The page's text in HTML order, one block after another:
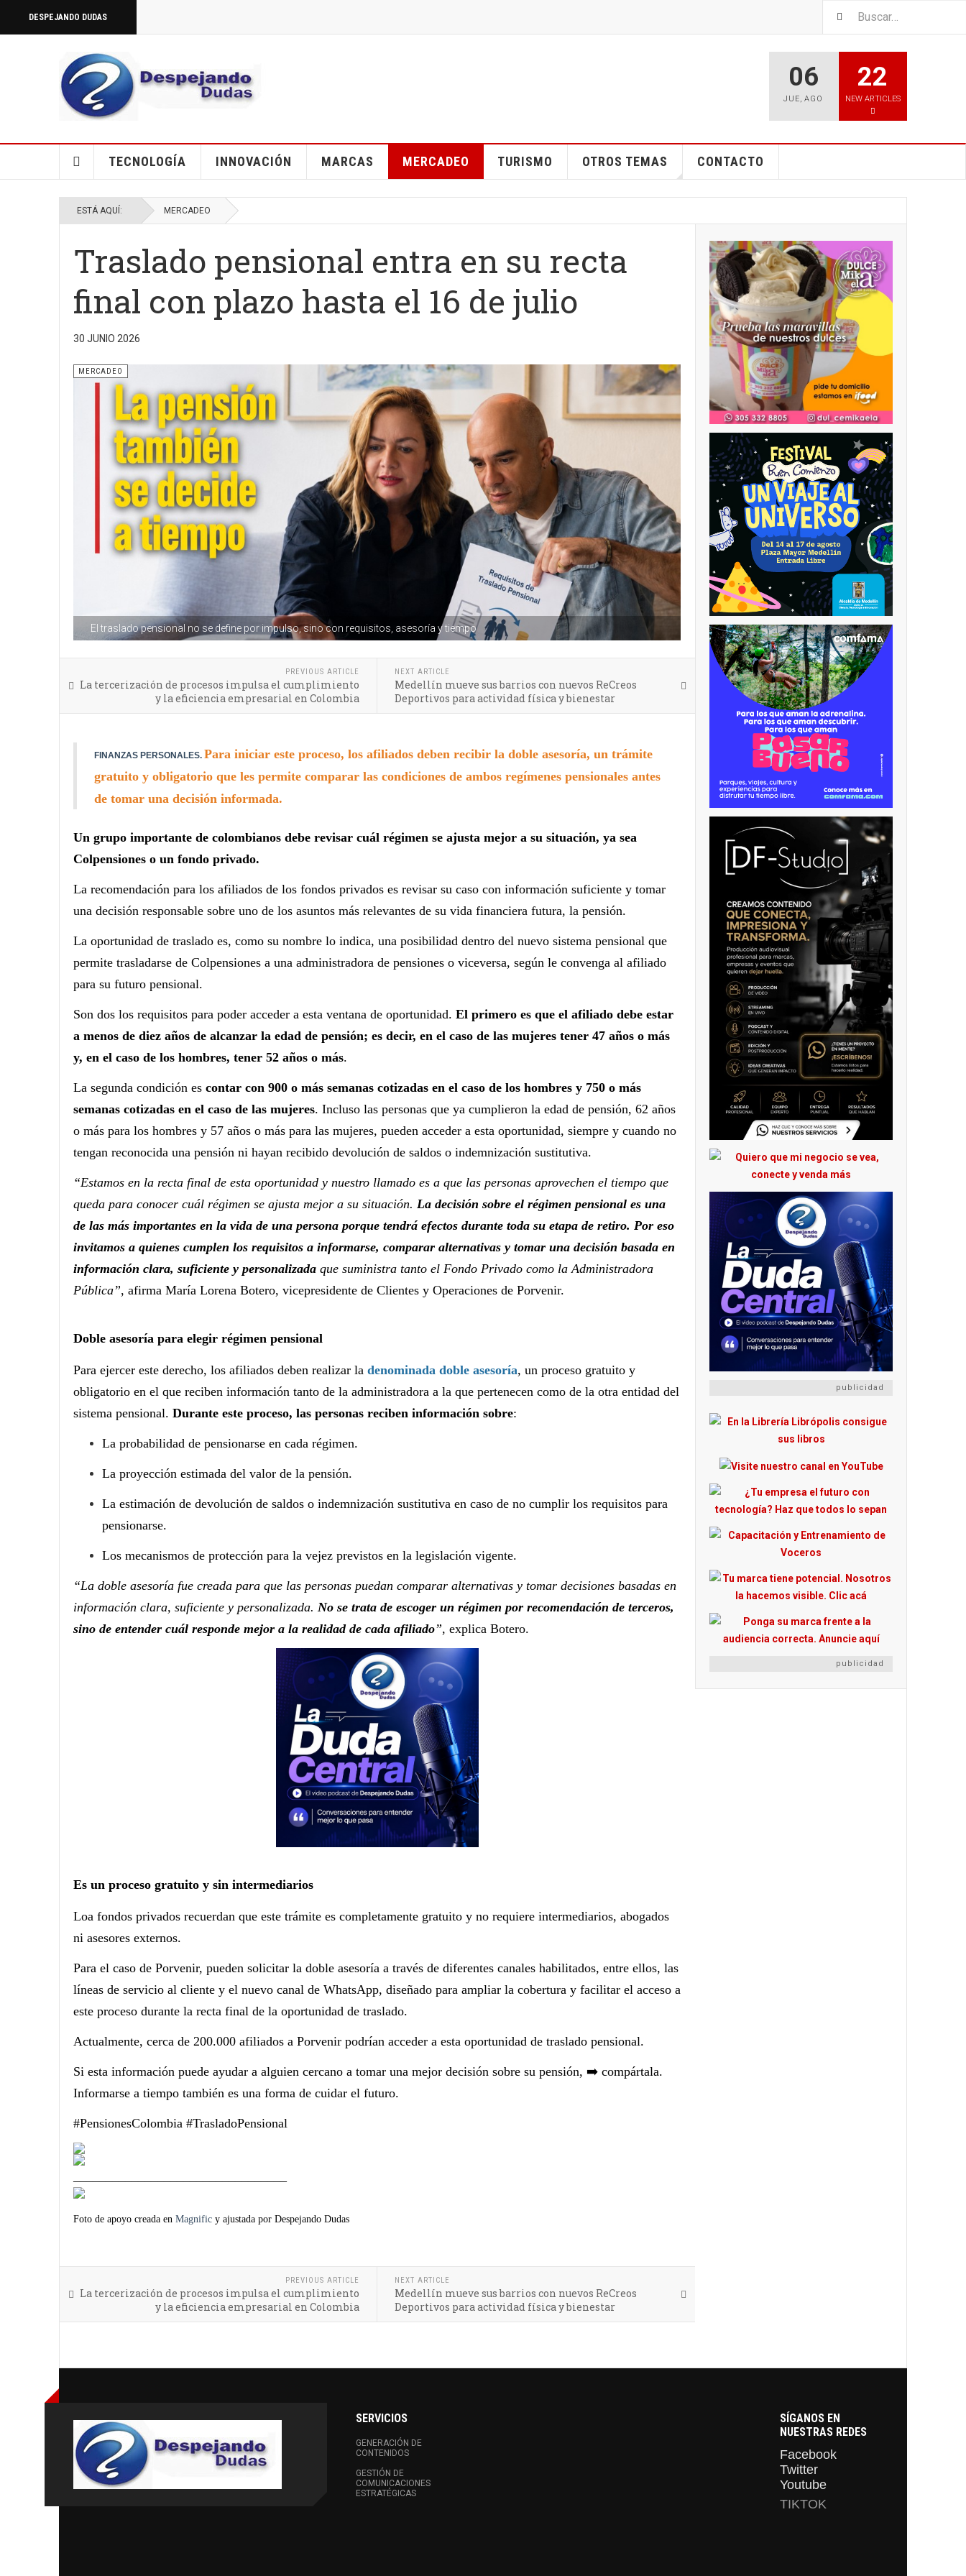
DESPEJANDO DUDAS
06
JUE,AGO
22
NEW ARTICLES
TECNOLOGÍA INNOVACIÓN MARCAS MERCADEO TURISMO OTROS TEMAS CONTACTO
ESTÁ AQUÍ: MERCADEO
Traslado pensional entra en su recta
final con plazo hasta el 16 de julio
30 JUNIO 2026
El traslado pensional no se define por impulso, sino con requisitos, asesoría y tiempo
MERCADEO
PREVIOUS ARTICLE
La tercerización de procesos impulsa el cumplimiento
y la eficiencia empresarial en Colombia
NEXT ARTICLE
Medellín mueve sus barrios con nuevos ReCreos
Deportivos para actividad física y bienestar
FINANZAS PERSONALES. Para iniciar este proceso, los afiliados deben recibir la doble asesoría, un trámite
gratuito y obligatorio que les permite comparar las condiciones de ambos regímenes pensionales antes
de tomar una decisión informada.
Un grupo importante de colombianos debe revisar cuál régimen se ajusta mejor a su situación, ya sea
Colpensiones o un fondo privado.
La recomendación para los afiliados de los fondos privados es revisar su caso con información suficiente y tomar
una decisión responsable sobre uno de los asuntos más relevantes de su vida financiera futura, la pensión.
La oportunidad de traslado es, como su nombre lo indica, una posibilidad dentro del nuevo sistema pensional que
permite trasladarse de Colpensiones a una administradora de pensiones o viceversa, según le convenga al afiliado
para su futuro pensional.
Son dos los requisitos para poder acceder a esta ventana de oportunidad. El primero es que el afiliado debe estar
a menos de diez años de alcanzar la edad de pensión; es decir, en el caso de las mujeres tener 47 años o más
y, en el caso de los hombres, tener 52 años o más.
La segunda condición es contar con 900 o más semanas cotizadas en el caso de los hombres y 750 o más
semanas cotizadas en el caso de las mujeres. Incluso las personas que ya cumplieron la edad de pensión, 62 años
o más para los hombres y 57 años o más para las mujeres, pueden acceder a esta oportunidad, siempre y cuando no
tengan reconocida una pensión ni hayan recibido devolución de saldos o indemnización sustitutiva.
“Estamos en la recta final de esta oportunidad y nuestro llamado es a que las personas aprovechen el tiempo que
queda para conocer cuál régimen se ajusta mejor a su situación. La decisión sobre el régimen pensional es una
de las más importantes en la vida de una persona porque tendrá efectos durante toda su etapa de retiro. Por eso
invitamos a quienes cumplen los requisitos a informarse, comparar alternativas y tomar una decisión basada en
información clara, suficiente y personalizada que suministra tanto el Fondo Privado como la Administradora
Pública”, afirma María Lorena Botero, vicepresidente de Clientes y Operaciones de Porvenir.
Doble asesoría para elegir régimen pensional
Para ejercer este derecho, los afiliados deben realizar la denominada doble asesoría, un proceso gratuito y
obligatorio en el que reciben información tanto de la administradora a la que pertenecen como de la otra entidad del
sistema pensional. Durante este proceso, las personas reciben información sobre:
La probabilidad de pensionarse en cada régimen.
La proyección estimada del valor de la pensión.
La estimación de devolución de saldos o indemnización sustitutiva en caso de no cumplir los requisitos para
pensionarse.
Los mecanismos de protección para la vejez previstos en la legislación vigente.
“La doble asesoría fue creada para que las personas puedan comparar alternativas y tomar decisiones basadas en
información clara, suficiente y personalizada. No se trata de escoger un régimen por recomendación de terceros,
sino de entender cuál responde mejor a la realidad de cada afiliado”, explica Botero.
Es un proceso gratuito y sin intermediarios
Loa fondos privados recuerdan que este trámite es completamente gratuito y no requiere intermediarios, abogados
ni asesores externos.
Para el caso de Porvenir, pueden solicitar la doble asesoría a través de diferentes canales habilitados, entre ellos, las
líneas de servicio al cliente y el nuevo canal de WhatsApp, diseñado para ampliar la cobertura y facilitar el acceso a
este proceso durante la recta final de la oportunidad de traslado.
Actualmente, cerca de 200.000 afiliados a Porvenir podrían acceder a esta oportunidad de traslado pensional.
Si esta información puede ayudar a alguien cercano a tomar una mejor decisión sobre su pensión, ➡️ compártala.
Informarse a tiempo también es una forma de cuidar el futuro.
#PensionesColombia #TrasladoPensional
Foto de apoyo creada en Magnific y ajustada por Despejando Dudas
PREVIOUS ARTICLE
La tercerización de procesos impulsa el cumplimiento
y la eficiencia empresarial en Colombia
NEXT ARTICLE
Medellín mueve sus barrios con nuevos ReCreos
Deportivos para actividad física y bienestar
publicidad
publicidad
SERVICIOS
GENERACIÓN DE
CONTENIDOS
GESTIÓN DE
COMUNICACIONES
ESTRATÉGICAS
SÍGANOS EN
NUESTRAS REDES
Facebook
Twitter
Youtube
TIKTOK